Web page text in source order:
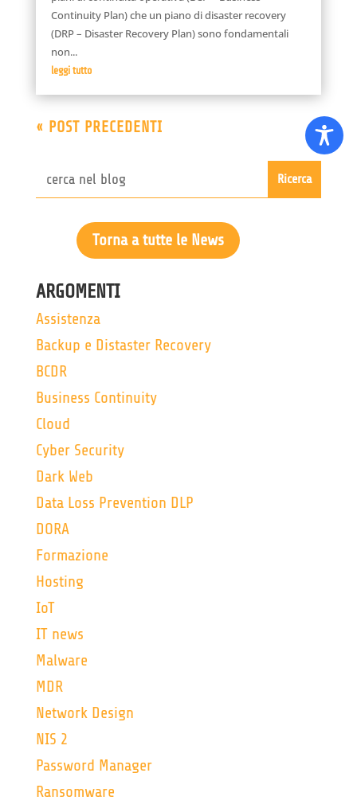
Continuity Plan) che un piano di disaster recovery
(DRP – Disaster Recovery Plan) sono fondamentali
non...
leggi tutto
« POST PRECEDENTI
Torna a tutte le News
ARGOMENTI
Assistenza
Backup e Distaster Recovery
BCDR
Business Continuity
Cloud
Cyber Security
Dark Web
Data Loss Prevention DLP
DORA
Formazione
Hosting
IoT
IT news
Malware
MDR
Network Design
NIS 2
Password Manager
Ransomware